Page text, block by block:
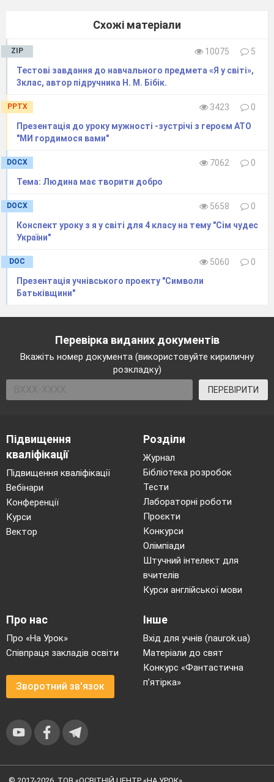
Схожі матеріали
ZIP 10075
5
Тестові завдання до навчального предмета «Я у світі»,
3клас, автор підручника Н. М. Бібік.
PPTX 3423
0
Презентація до уроку мужності -зустрічі з героєм АТО
"МИ гордимося вами"
DOCX 7062
0
Тема: Людина має творити добро
DOCX 5658
0
Конспект уроку з я у світі для 4 класу на тему "Сім чудес
України"
DOC 5060
0
Презентація учнівського проекту "Символи
Батьківщини"
Перевірка виданих документів
Вкажіть номер документа (використовуйте кириличну
розкладку)
ПЕРЕВІРИТИ
Підвищення
кваліфікації
Підвищення кваліфікації
Вебінари
Конференції
Курси
Вектор
Розділи
Журнал
Бібліотека розробок
Тести
Лабораторні роботи
Проєкти
Конкурси
Олімпіади
Штучний інтелект для
вчителів
Курси англійської мови
Про нас
Про «На Урок»
Співпраця закладів освіти
Зворотний зв'язок
Інше
Вхід для учнів (naurok.ua)
Матеріали до свят
Конкурс «Фантастична
п’ятірка»